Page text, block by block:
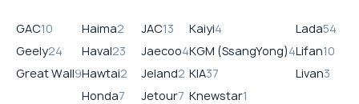
GAC10
Geely24
Great Wall9
Haima2
Haval23
Hawtai2
Honda7
JAC13
Jaecoo4
Jeland2
Jetour7
Kaiyi4
KGM (SsangYong)4
KIA37
Knewstar1
Lada54
Lifan10
Livan3